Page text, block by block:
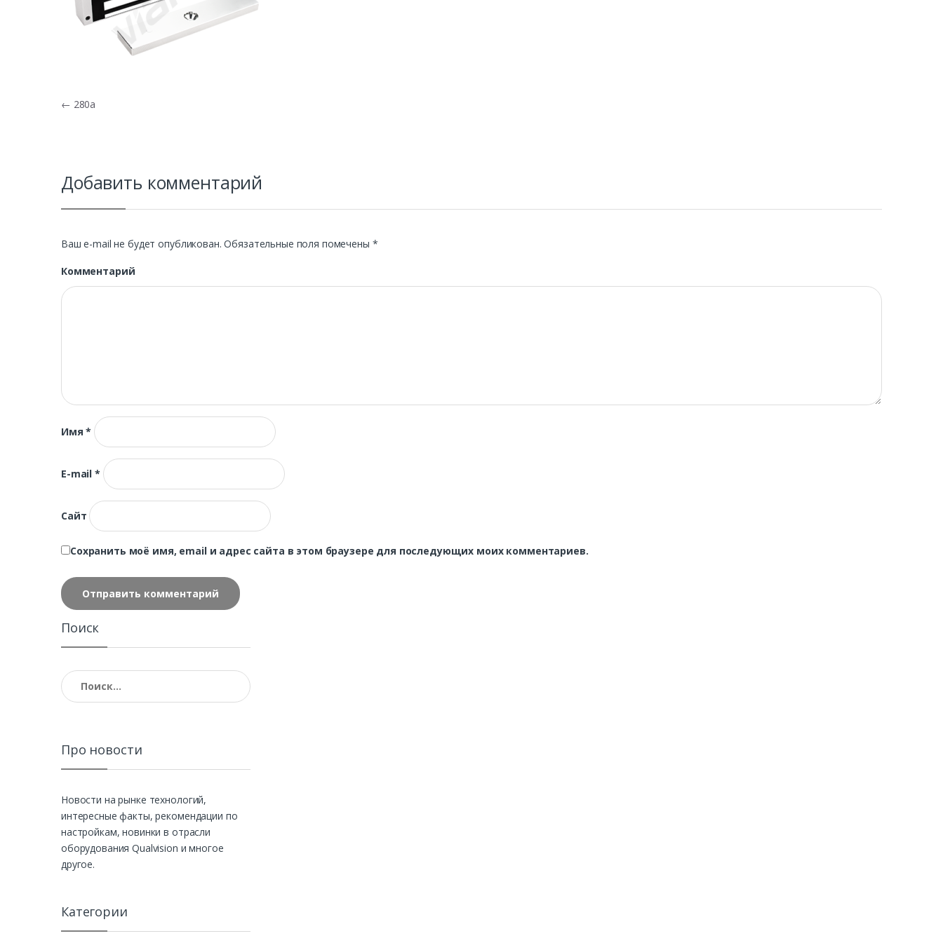
Навигация по записям
← 280а
Добавить комментарий
Ваш e-mail не будет опубликован. Обязательные поля помечены *
Комментарий
Имя*
E-mail*
Сайт
Сохранить моё имя, email и адрес сайта в этом браузере для последующих моих комментариев.
Поиск
Найти:
Про новости
Новости на рынке технологий,
интересные факты, рекомендации по
настройкам, новинки в отрасли
оборудования Qualvision и многое
другое.
Категории